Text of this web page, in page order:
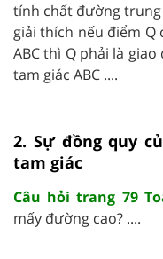
tính chất đường
giải thích nếu điểm Q
ABC thì Q phải là
tam giác ABC ....
2. Sự đồng quy
tam giác
Câu hỏi trang 79
mấy đường cao? ....